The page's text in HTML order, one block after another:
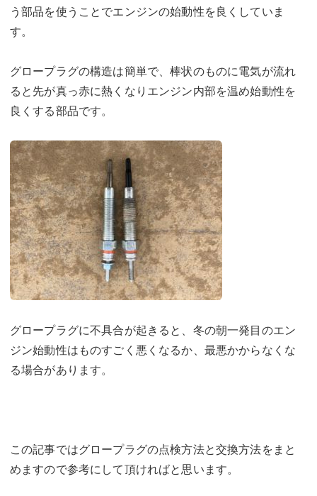
う部品を使うことでエンジンの始動性を良くしていま
す。
グロープラグの構造は簡単で、棒状のものに電気が流れ
ると先が真っ赤に熱くなりエンジン内部を温め始動性を
良くする部品です。
グロープラグに不具合が起きると、冬の朝一発目のエン
ジン始動性はものすごく悪くなるか、最悪かからなくな
る場合があります。
この記事ではグロープラグの点検方法と交換方法をまと
めますので参考にして頂ければと思います。